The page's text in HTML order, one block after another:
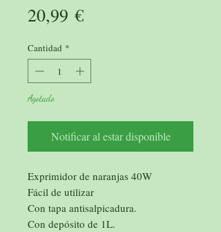
20,99 €Precio
Cantidad *
Agotado
Notificar al estar disponible
Exprimidor de naranjas 40W
Fácil de utilizar
Con tapa antisalpicadura.
Con depósito de 1L.